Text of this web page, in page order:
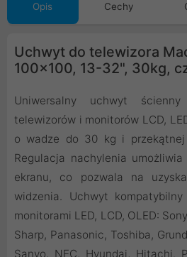
Opis Cechy
Uchwyt do telewizora
100x100, 13-32", 30kg,
Uniwersalny uchwyt
telewizorów i monitorów LCD,
o wadze do 30 kg i
Regulacja nachylenia
ekranu, co pozwala na
widzenia. Uchwyt
monitorami LED, LCD, OLED:
Sharp, Panasonic, Toshiba,
Sanyo, NEC, Hyundai, Hitachi.